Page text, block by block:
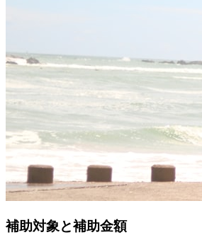
補助対象と補助金額